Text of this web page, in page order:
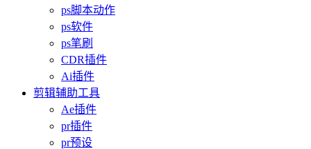
ps脚本动作
ps软件
ps笔刷
CDR插件
Ai插件
剪辑辅助工具
Ae插件
pr插件
pr预设